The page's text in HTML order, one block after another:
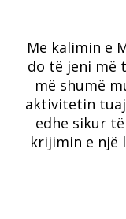
Me kalimin e
do të jeni më
më shumë
aktivitetin
edhe sikur
krijimin e një